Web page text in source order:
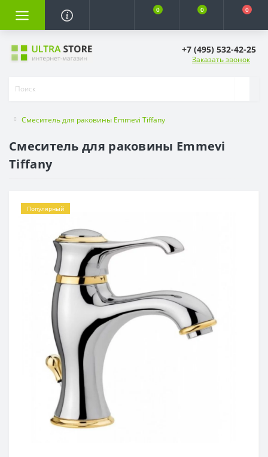
0 0 0
+7 (495) 532-42-25
Заказать звонок
Смеситель для раковины Emmevi Tiffany
Смеситель для раковины Emmevi
Tiffany
Популярный